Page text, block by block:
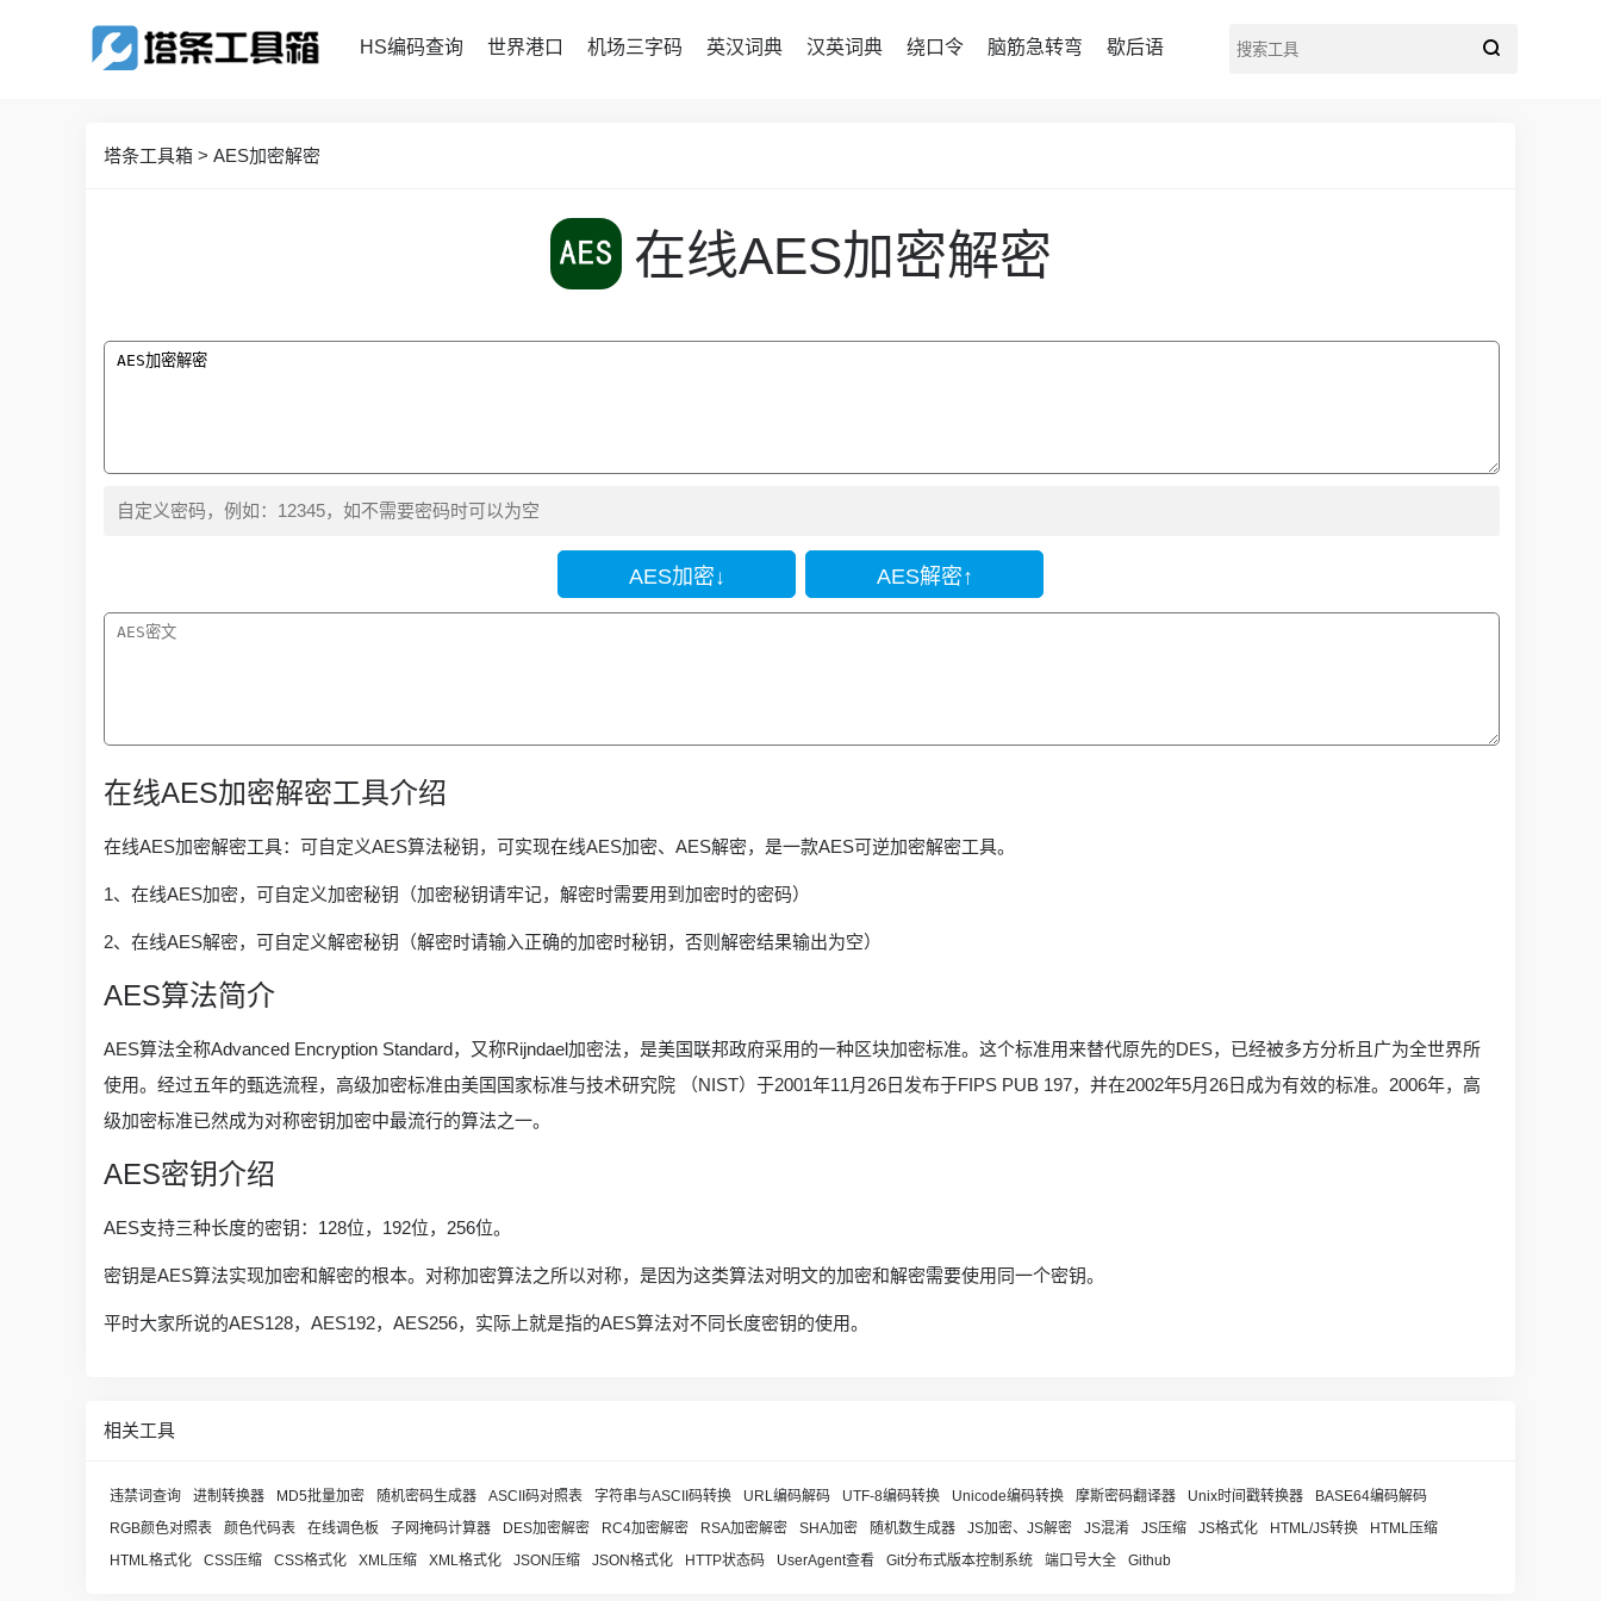
HS编码查询 世界港口 机场三字码 英汉词典 汉英词典 绕口令 脑筋急转弯 歇后语
塔条工具箱 > AES加密解密
在线AES加密解密
在线AES加密解密工具介绍
在线AES加密解密工具：可自定义AES算法秘钥，可实现在线AES加密、AES解密，是一款AES可逆加密解密工具。
1、在线AES加密，可自定义加密秘钥（加密秘钥请牢记，解密时需要用到加密时的密码）
2、在线AES解密，可自定义解密秘钥（解密时请输入正确的加密时秘钥，否则解密结果输出为空）
AES算法简介
AES算法全称Advanced Encryption Standard，又称Rijndael加密法，是美国联邦政府采用的一种区块加密标准。这个标准用来替代原先的DES，已经被多方分析且广为全世界所
使用。经过五年的甄选流程，高级加密标准由美国国家标准与技术研究院 （NIST）于2001年11月26日发布于FIPS PUB 197，并在2002年5月26日成为有效的标准。2006年，高
级加密标准已然成为对称密钥加密中最流行的算法之一。
AES密钥介绍
AES支持三种长度的密钥：128位，192位，256位。
密钥是AES算法实现加密和解密的根本。对称加密算法之所以对称，是因为这类算法对明文的加密和解密需要使用同一个密钥。
平时大家所说的AES128，AES192，AES256，实际上就是指的AES算法对不同长度密钥的使用。
相关工具
违禁词查询 进制转换器 MD5批量加密 随机密码生成器 ASCII码对照表 字符串与ASCII码转换 URL编码解码 UTF-8编码转换 Unicode编码转换 摩斯密码翻译器 Unix时间戳转换器
BASE64编码解码
RGB颜色对照表
颜色代码表 在线调色板 子网掩码计算器 DES加密解密 RC4加密解密 RSA加密解密 SHA加密 随机数生成器 JS加密、JS解密 JS混淆 JS压缩 JS格式化 HTML/JS转换
HTML压缩
HTML格式化
CSS压缩 CSS格式化 XML压缩 XML格式化 JSON压缩 JSON格式化 HTTP状态码 UserAgent查看 Git分布式版本控制系统 端口号大全 Github